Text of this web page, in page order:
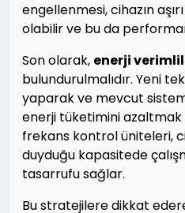
engellenmesi, cihazın
olabilir ve bu da
Son olarak, enerji
bulundurulmalıdır. Yeni
yaparak ve mevcut
enerji tüketimini
frekans kontrol üniteleri,
duyduğu kapasitede
tasarrufu sağlar.
Bu stratejilere dikkat